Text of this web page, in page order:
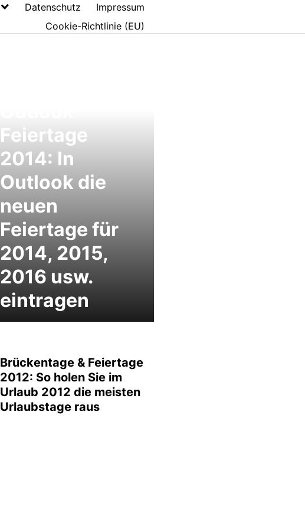
Datenschutz
Impressum
Cookie-Richtlinie (EU)
Feiertage
2014: In
Outlook die
neuen
Feiertage für
2014, 2015,
2016 usw.
eintragen
Brückentage & Feiertage
2012: So holen Sie im
Urlaub 2012 die meisten
Urlaubstage raus